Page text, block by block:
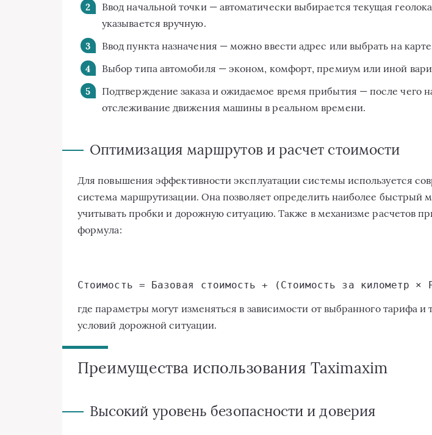
Ввод начальной точки — автоматически выбирается текущая
указывается вручную.
Ввод пункта назначения — можно ввести адрес или выбрать на
Выбор типа автомобиля — эконом, комфорт, премиум или иной
Подтверждение заказа и ожидаемое время прибытия — после чего
отслеживание движения машины в реальном времени.
Оптимизация маршрутов и расчет стоимости
Для повышения эффективности эксплуатации системы используется
система маршрутизации. Она позволяет определить наиболее быстрый
учитывать пробки и дорожную ситуацию. Также в механизме расчетов
формула:
где параметры могут изменяться в зависимости от выбранного тарифа и
условий дорожной ситуации.
Преимущества использования Taximaxim
Высокий уровень безопасности и доверия